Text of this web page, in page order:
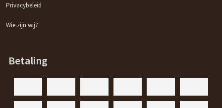
Privacybeleid
Wie zijn wij?
Betaling